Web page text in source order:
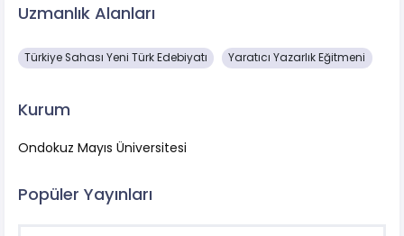
Uzmanlık Alanları
Türkiye Sahası Yeni Türk Edebiyatı Yaratıcı Yazarlık Eğitmeni
Kurum
Ondokuz Mayıs Üniversitesi
Popüler Yayınları